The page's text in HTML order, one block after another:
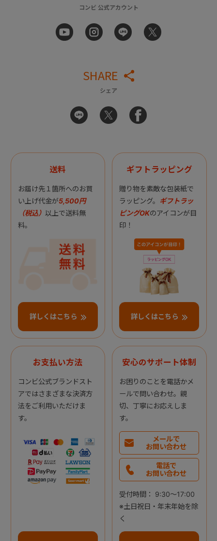
コンビ 公式アカウント
SHARE
シェア
送料
お届け先１箇所へのお買
い上げ代金が5,500円
（税込） 以上で送料無
料。
詳しくはこちら
ギフトラッピング
贈り物を素敵な包装紙で
ラッピング。 ギフトラッ
ピングOKのアイコンが目
印！
詳しくはこちら
お支払い方法
コンビ公式ブランドスト
アではさまざまな決済方
法をご利用いただけま
す。
安心のサポート体制
お困りのことを電話かメ
ールで問い合わせ。親
切、丁寧にお応えしま
す。
メールで
お問い合わせ
電話で
お問い合わせ
受付時間： 9:30～17:00
※土日祝日・年末年始を除
く